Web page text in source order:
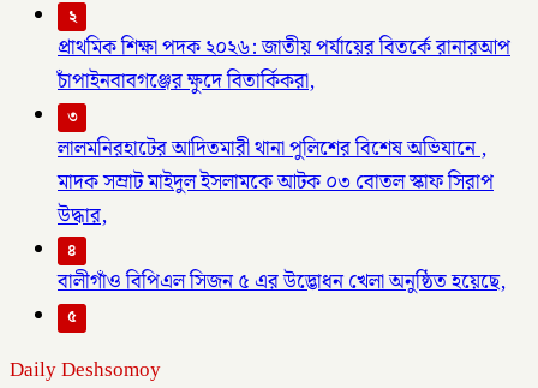
২
প্রাথমিক শিক্ষা পদক ২০২৬: জাতীয় পর্যায়ের বিতর্কে রানারআপ
চাঁপাইনবাবগঞ্জের ক্ষুদে বিতার্কিকরা,
৩
লালমনিরহাটের আদিতমারী থানা পুলিশের বিশেষ অভিযানে ,
মাদক সম্রাট মাইদুল ইসলামকে আটক ০৩ বোতল স্কাফ সিরাপ
উদ্ধার,
৪
বালীগাঁও বিপিএল সিজন ৫ এর উদ্ভোধন খেলা অনুষ্ঠিত হয়েছে,
৫
Daily Deshsomoy